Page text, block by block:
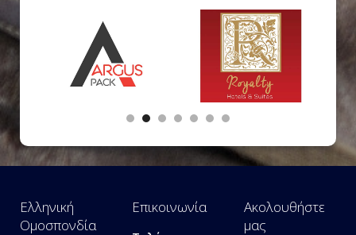
Ελληνική
Ομοσπονδία
Επικοινωνία
Ακολουθήστε
μας